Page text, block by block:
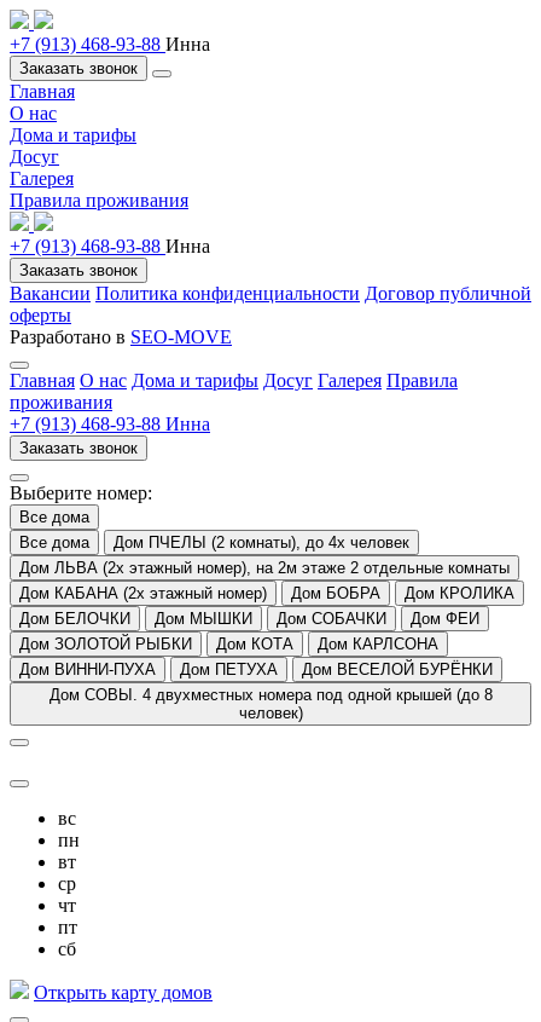
+7 (913) 468-93-88 Инна
Заказать звонок
Главная
О нас
Дома и тарифы
Досуг
Галерея
Правила проживания
+7 (913) 468-93-88 Инна
Заказать звонок
Вакансии Политика конфиденциальности Договор публичной
оферты
Разработано в SEO-MOVE
Главная О нас Дома и тарифы Досуг Галерея Правила
проживания
+7 (913) 468-93-88 Инна
Заказать звонок
Выберите номер:
Все дома
Все дома
Дом ПЧЕЛЫ (2 комнаты), до 4х человек
Дом ЛЬВА (2х этажный номер), на 2м этаже 2 отдельные комнаты
Дом КАБАНА (2х этажный номер)
Дом БОБРА
Дом КРОЛИКА
Дом БЕЛОЧКИ
Дом МЫШКИ Дом СОБАЧКИ
Дом ФЕИ
Дом ЗОЛОТОЙ РЫБКИ
Дом КОТА
Дом КАРЛСОНА
Дом ВИННИ-ПУХА
Дом ПЕТУХА
Дом ВЕСЕЛОЙ БУРЁНКИ
Дом СОВЫ. 4 двухместных номера под одной крышей (до 8
человек)
вс
пн
вт
ср
чт
пт
сб
Открыть карту домов